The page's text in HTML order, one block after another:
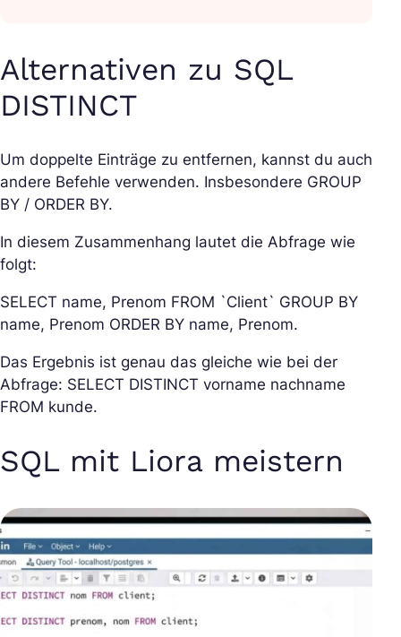
Alternativen zu SQL
DISTINCT
Um doppelte Einträge zu entfernen, kannst du auch
andere Befehle verwenden. Insbesondere GROUP
BY / ORDER BY.
In diesem Zusammenhang lautet die Abfrage wie
folgt:
SELECT name, Prenom FROM `Client` GROUP BY
name, Prenom ORDER BY name, Prenom.
Das Ergebnis ist genau das gleiche wie bei der
Abfrage: SELECT DISTINCT vorname nachname
FROM kunde.
SQL mit Liora meistern